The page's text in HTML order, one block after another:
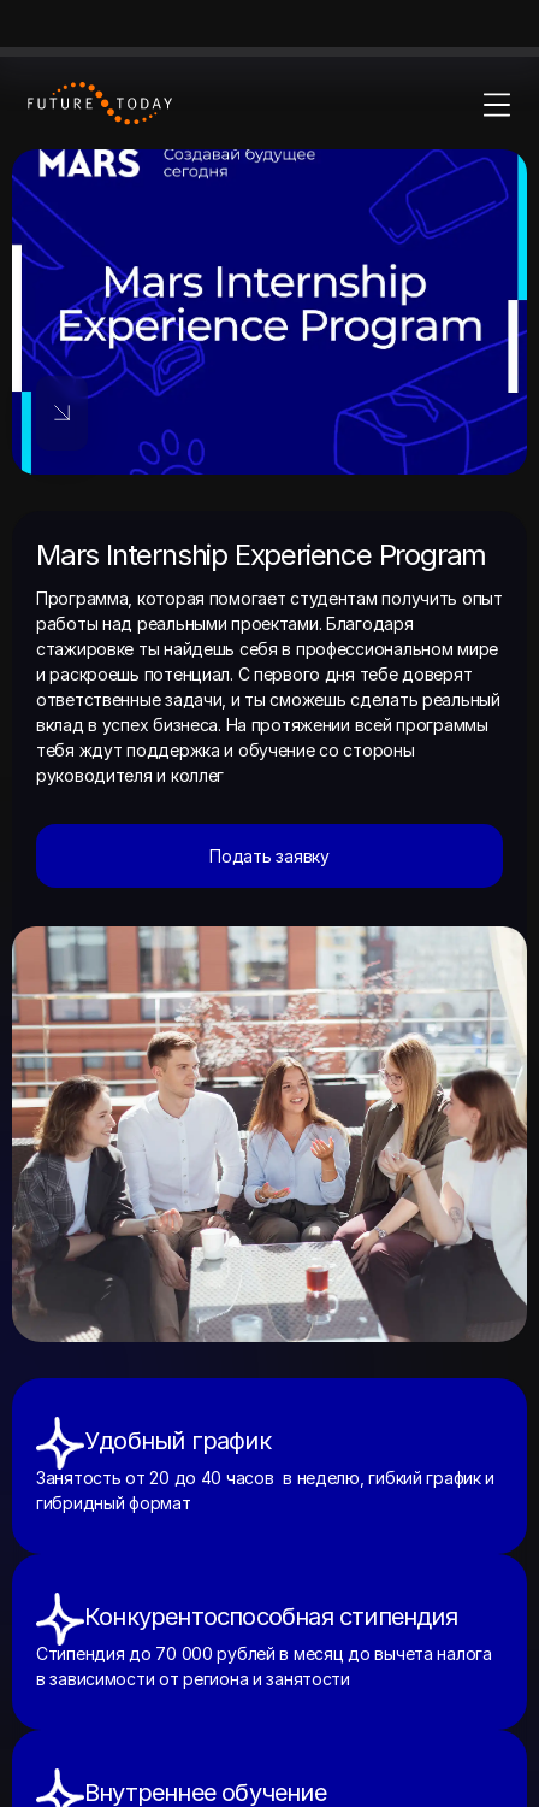
Mars Internship Experience Program
Программа, которая помогает студентам получить опыт
работы над реальными проектами. Благодаря
стажировке ты найдешь себя в профессиональном мире
и раскроешь потенциал. С первого дня тебе доверят
ответственные задачи, и ты сможешь сделать реальный
вклад в успех бизнеса. На протяжении всей программы
тебя ждут поддержка и обучение со стороны
руководителя и коллег
Подать заявку
Удобный график
Занятость от 20 до 40 часов в неделю, гибкий график и
гибридный формат
Конкурентоспособная стипендия
Стипендия до 70 000 рублей в месяц до вычета налога
в зависимости от региона и занятости
Внутреннее обучение